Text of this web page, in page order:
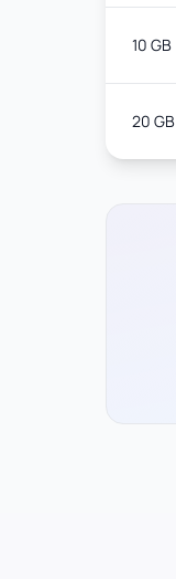
10 GB
20 GB